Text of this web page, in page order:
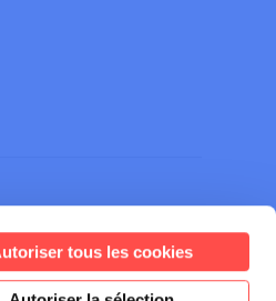
tous les cookies